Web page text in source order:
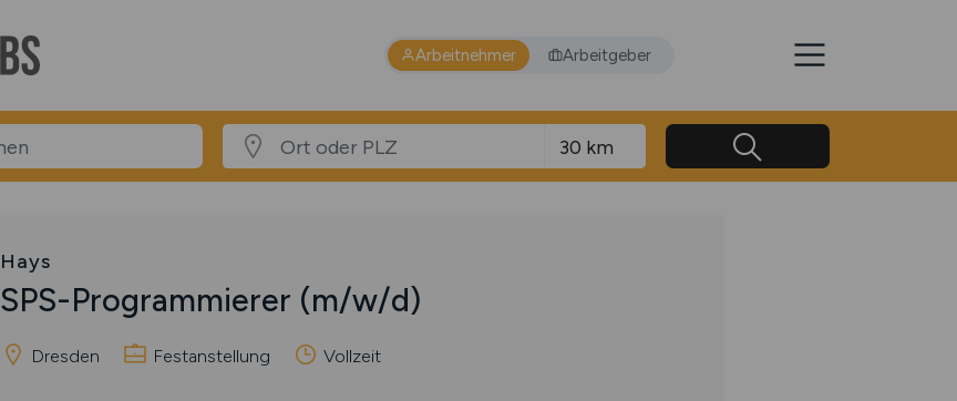
Arbeitnehmer Arbeitgeber
Hays
SPS-Programmierer (m/w/d)
Dresden Festanstellung Vollzeit